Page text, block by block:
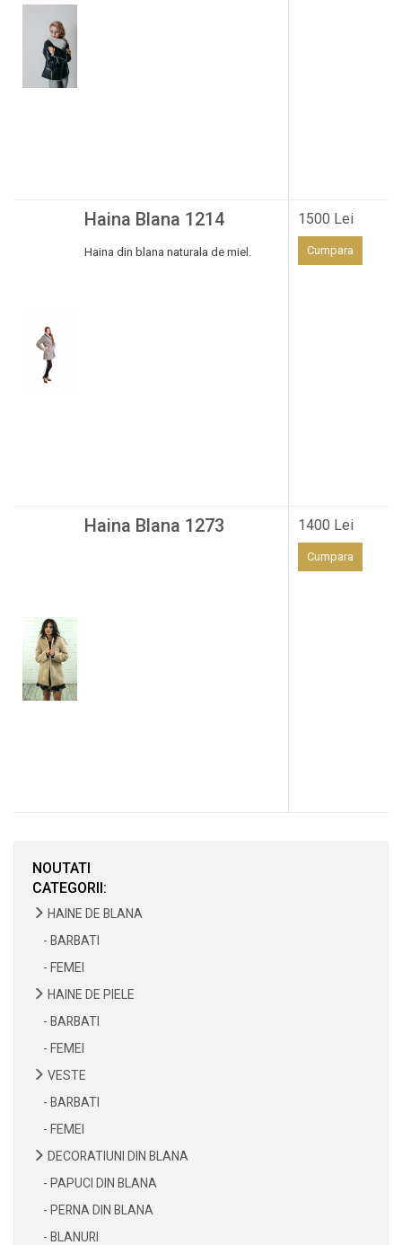
Haina Blana 1214
Haina din blana naturala de miel.
1500 Lei
Cumpara
Haina Blana 1273 1400 Lei
Cumpara
NOUTATI
CATEGORII:
HAINE DE BLANA
- BARBATI
- FEMEI
HAINE DE PIELE
- BARBATI
- FEMEI
VESTE
- BARBATI
- FEMEI
DECORATIUNI DIN BLANA
- PAPUCI DIN BLANA
- PERNA DIN BLANA
- BLANURI